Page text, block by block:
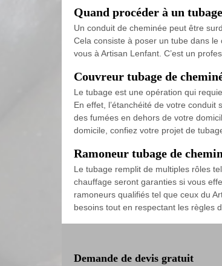
Quand procéder à un
Un conduit de cheminée peut être
Cela consiste à poser un tube dans
vous à Artisan Lenfant. C’est un
Couvreur tubage de
Le tubage est une opération qui
En effet, l’étanchéité de votre
des fumées en dehors de votre
domicile, confiez votre projet de
Ramoneur tubage de
Le tubage remplit de multiples rôles
chauffage seront garanties si vous
ramoneurs qualifiés tel que ceux du
besoins tout en respectant les règles
Demande de devis gratuit